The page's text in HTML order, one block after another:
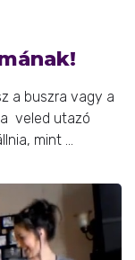
a buszra vagy a
veled utazó
mint ...